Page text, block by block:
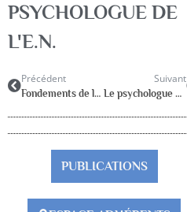
PSYCHOLOGUE DE
L'E.N.
Précédent
Fondements de la Psychologie à l’école. Psychologie scolaire française : les pionniers
Suivant
Le psychologue de l’Education nationale
PUBLICATIONS